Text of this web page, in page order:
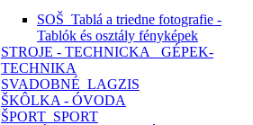
SOŠ_Tablá a triedne fotografie -
Tablók és osztály fényképek
STROJE - TECHNICKA_ GÉPEK-
TECHNIKA
SVADOBNÉ_LAGZIS
ŠKÔLKA - ÓVODA
ŠPORT_SPORT